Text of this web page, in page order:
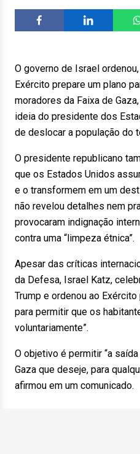
O governo de Israel
Exército prepare um plano
moradores da Faixa de
ideia do presidente dos
de deslocar a população do
O presidente republicano
que os Estados Unidos
e o transformem em um
não revelou detalhes nem
provocaram indignação
contra uma “limpeza étnica”.
Apesar das críticas
da Defesa, Israel Katz,
Trump e ordenou ao Exército
para permitir que os
voluntariamente”.
O objetivo é permitir “a
Gaza que deseje, para
afirmou em um comunicado.